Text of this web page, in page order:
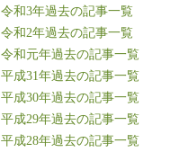
令和3年過去の記事一覧
令和2年過去の記事一覧
令和元年過去の記事一覧
平成31年過去の記事一覧
平成30年過去の記事一覧
平成29年過去の記事一覧
平成28年過去の記事一覧